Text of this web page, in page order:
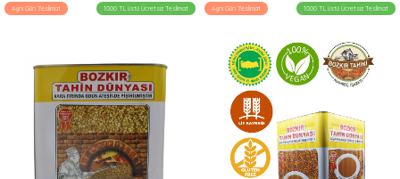
Aynı Gün Teslimat 1000 TL üstü Ücretsiz Teslimat Aynı Gün Teslimat 1000 TL üstü Ücretsiz Teslimat